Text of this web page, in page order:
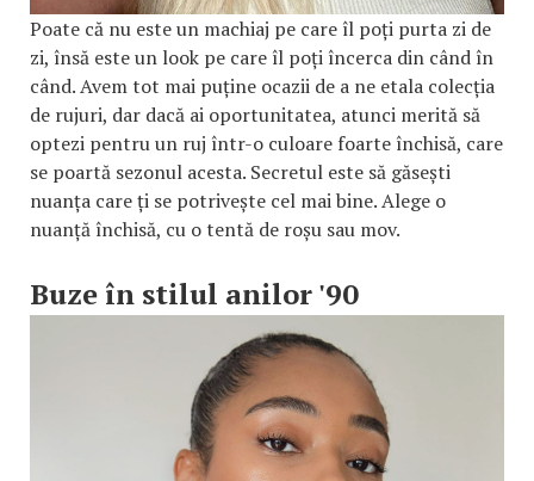
Poate că nu este un machiaj pe care îl poți purta zi de
zi, însă este un look pe care îl poți încerca din când în
când. Avem tot mai puține ocazii de a ne etala colecția
de rujuri, dar dacă ai oportunitatea, atunci merită să
optezi pentru un ruj într-o culoare foarte închisă, care
se poartă sezonul acesta. Secretul este să găsești
nuanța care ți se potrivește cel mai bine. Alege o
nuanță închisă, cu o tentă de roșu sau mov.
Buze în stilul anilor '90